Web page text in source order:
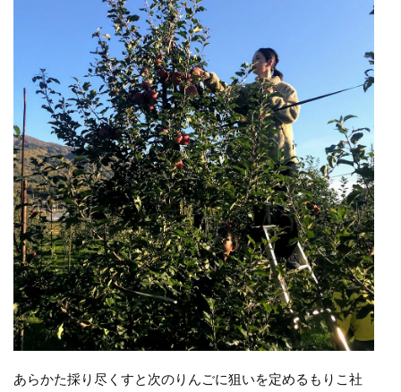
あらかた採り尽くすと次のりんごに狙いを定めるもりこ社